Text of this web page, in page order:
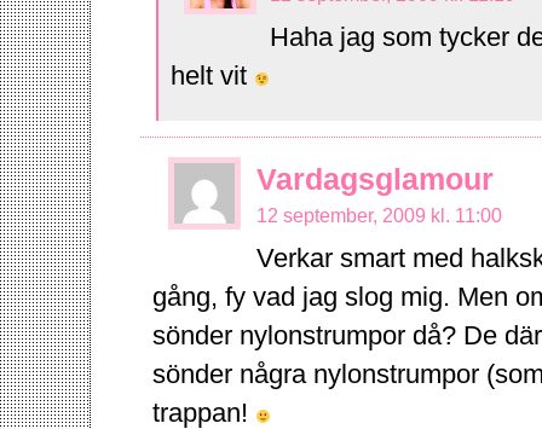
Haha jag som tycker
helt vit
Vardagsglamour
12 september, 2009 kl. 11:00
Verkar smart med
gång, fy vad jag slog mig. Men
sönder nylonstrumpor då? De
sönder några nylonstrumpor
trappan!